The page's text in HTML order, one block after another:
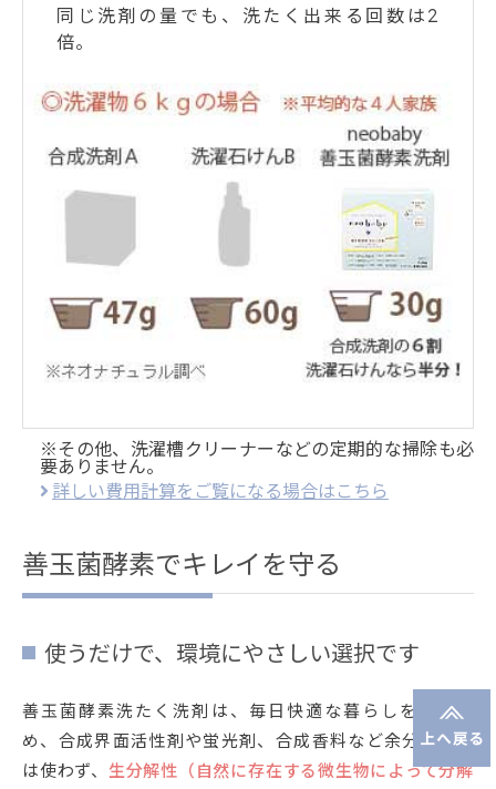
同じ洗剤の量でも、洗たく出来る回数は2
倍。
※その他、洗濯槽クリーナーなどの定期的な掃除も必
要ありません。
詳しい費用計算をご覧になる場合はこちら
善玉菌酵素でキレイを守る
使うだけで、環境にやさしい選択です
善玉菌酵素洗たく洗剤は、毎日快適な暮らしを送るた
め、合成界面活性剤や蛍光剤、合成香料など余分なもの
は使わず、 生分解性（自然に存在する微生物によって分解